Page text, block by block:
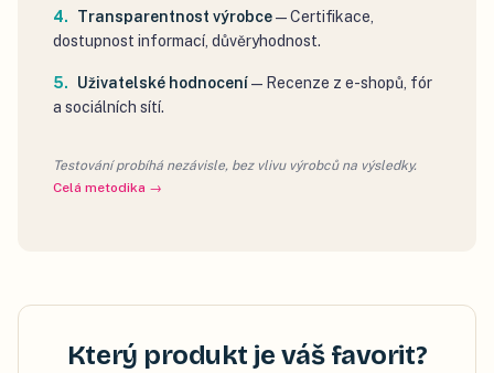
Transparentnost výrobce—Certifikace,
dostupnost informací, důvěryhodnost.
Uživatelské hodnocení— Recenze z e-shopů, fór
a sociálních sítí.
Testování probíhá nezávisle, bez vlivu výrobců na výsledky.
Celá metodika →
Který produkt je váš favorit?